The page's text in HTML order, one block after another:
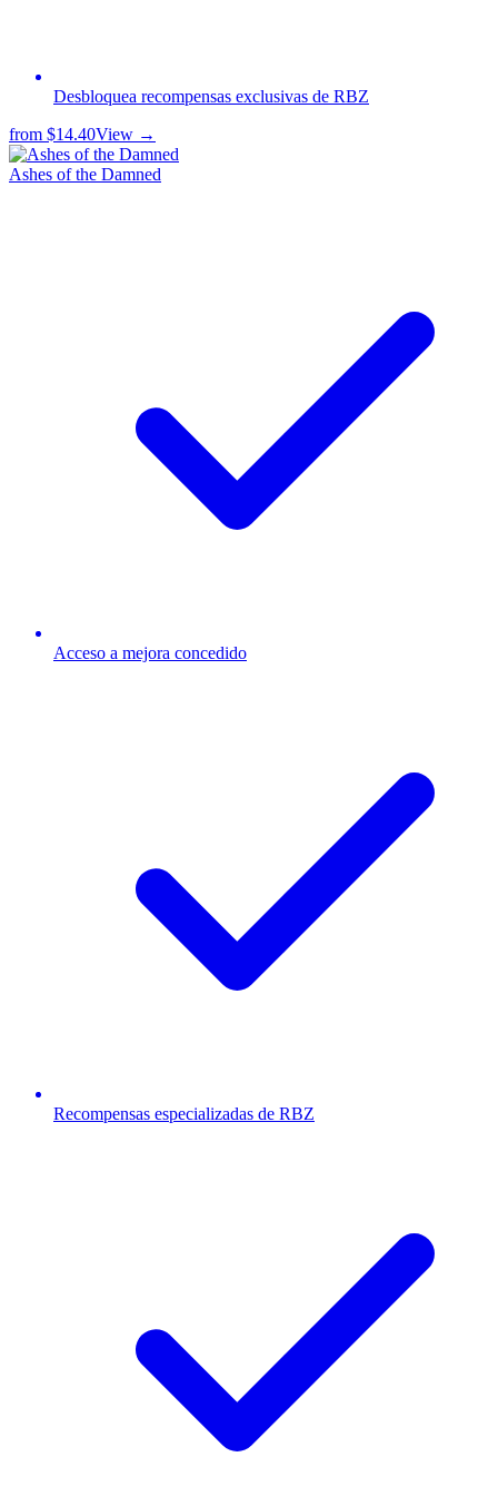
Desbloquea recompensas exclusivas de RBZ
from $14.40View →
Ashes of the Damned
Acceso a mejora concedido
Recompensas especializadas de RBZ